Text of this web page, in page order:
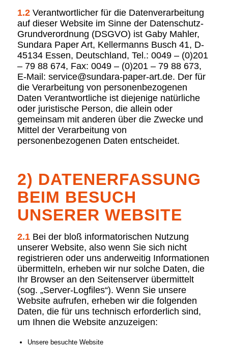
1.2Verantwortlicher für die Datenverarbeitung
auf dieser Website im Sinne der Datenschutz-
Grundverordnung (DSGVO) ist Gaby Mahler,
Sundara Paper Art, Kellermanns Busch 41, D-
45134 Essen, Deutschland, Tel.: 0049 – (0)201
– 79 88 674, Fax: 0049 – (0)201 – 79 88 673,
E-Mail: service@sundara-paper-art.de. Der für
die Verarbeitung von personenbezogenen
Daten Verantwortliche ist diejenige natürliche
oder juristische Person, die allein oder
gemeinsam mit anderen über die Zwecke und
Mittel der Verarbeitung von
personenbezogenen Daten entscheidet.
2) DATENERFASSUNG
BEIM BESUCH
UNSERER WEBSITE
2.1Bei der bloß informatorischen Nutzung
unserer Website, also wenn Sie sich nicht
registrieren oder uns anderweitig Informationen
übermitteln, erheben wir nur solche Daten, die
Ihr Browser an den Seitenserver übermittelt
(sog. „Server-Logfiles“). Wenn Sie unsere
Website aufrufen, erheben wir die folgenden
Daten, die für uns technisch erforderlich sind,
um Ihnen die Website anzuzeigen:
Unsere besuchte Website